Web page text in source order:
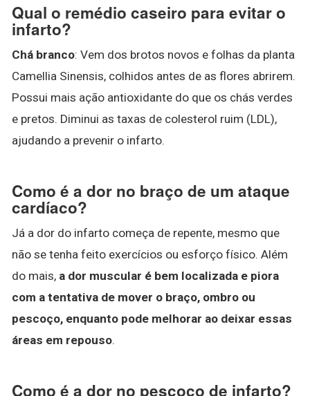
Qual o remédio caseiro para evitar o
infarto?
Chá branco: Vem dos brotos novos e folhas da planta
Camellia Sinensis, colhidos antes de as flores abrirem.
Possui mais ação antioxidante do que os chás verdes
e pretos. Diminui as taxas de colesterol ruim (LDL),
ajudando a prevenir o infarto.
Como é a dor no braço de um ataque
cardíaco?
Já a dor do infarto começa de repente, mesmo que
não se tenha feito exercícios ou esforço físico. Além
do mais, a dor muscular é bem localizada e piora
com a tentativa de mover o braço, ombro ou
pescoço, enquanto pode melhorar ao deixar essas
áreas em repouso.
Como é a dor no pescoço de infarto?